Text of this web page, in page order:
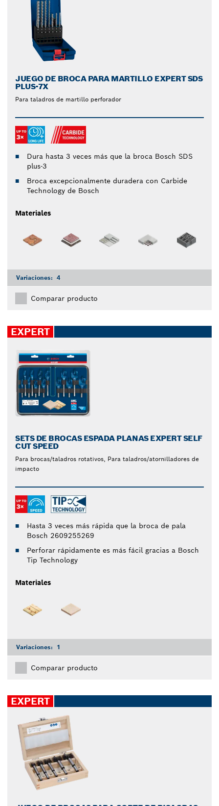
JUEGO DE BROCA PARA MARTILLO EXPERT SDS
PLUS-7X
Para taladros de martillo perforador
Dura hasta 3 veces más que la broca Bosch SDS
plus-3
Broca excepcionalmente duradera con Carbide
Technology de Bosch
Materiales
Variaciones: 4
Comparar producto
EXPERT
SETS DE BROCAS ESPADA PLANAS EXPERT SELF
CUT SPEED
Para brocas/taladros rotativos, Para taladros/atornilladores de
impacto
Hasta 3 veces más rápida que la broca de pala
Bosch 2609255269
Perforar rápidamente es más fácil gracias a Bosch
Tip Technology
Materiales
Variaciones: 1
Comparar producto
EXPERT